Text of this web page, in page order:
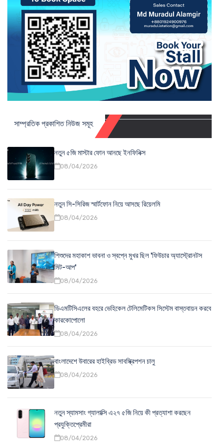
সাম্প্রতিক প্রকাশিত নিউজ সমূহ
নতুন ৫জি মাস্টার ফোন আনছে ইনফিনিক্স
08/04/2026
নতুন সি-সিরিজ স্মার্টফোন নিয়ে আসছে রিয়েলমি
08/04/2026
শিশুদের মহাকাশ ভাবনা ও স্বপ্নে মুখর ছিল 'ফিউচার অ্যাস্ট্রোনটস
মিট-আপ'
08/04/2026
ডিএমটিসিএলের বহরে ভেহিকেল টেলিমেটিকস সিস্টেম বাস্তবায়ন করবে
কারকোপোলো
08/04/2026
বাংলাদেশে উবারের হাইব্রিড সাবস্ক্রিপশন চালু
08/04/2026
নতুন স্যামসাং গ্যালাক্সি এ২৭ ৫জি নিয়ে কী প্রত্যাশা করছেন
প্রযুক্তিপ্রেমীরা
08/04/2026